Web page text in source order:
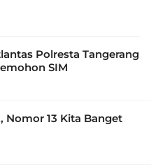
Polresta Tangerang
SIM
Nomor 13 Kita Banget